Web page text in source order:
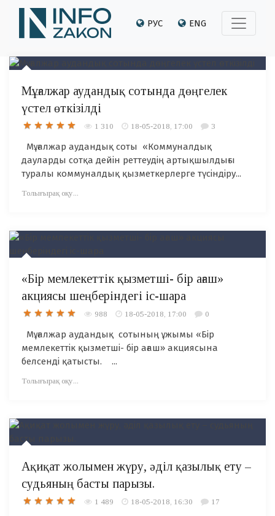
РУС ENG
Мұғалжар аудандық сотында дөңгелек
үстел өткізілді
1 310 18-05-2018, 17:00 3
Мұғалжар аудандық соты «Коммуналдық
дауларды сотқа дейін реттеудің артықшылдығы
туралы коммуналдық қызметкерлерге түсіндіру...
Толығырақ оқу...
«Бір мемлекеттік қызметші- бір ағаш»
акциясы шеңберіндегі іс-шара
988 18-05-2018, 17:00 0
Мұғалжар аудандық сотының ұжымы «Бір
мемлекеттік қызметші- бір ағаш» акциясына
белсенді қатысты. ...
Толығырақ оқу...
Ақиқат жолымен жүру, әділ қазылық ету –
судьяның басты парызы.
1 489 18-05-2018, 16:30 17